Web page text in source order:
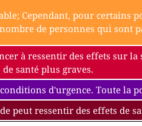
Cependant, pour certains
de personnes qui sont
à ressentir des effets sur la
santé plus graves.
d'urgence. Toute la
peut ressentir des effets de